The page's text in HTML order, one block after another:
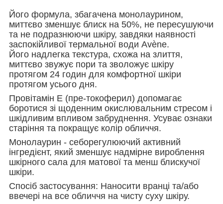
Його формула, збагачена монолаурином,
миттєво зменшує блиск на 50%, не пересушуючи
та не подразнюючи шкіру, завдяки наявності
заспокійливої термальної води Avène.
Його надлегка текстура, схожа на злиття,
миттєво звужує пори та зволожує шкіру
протягом 24 годин для комфортної шкіри
протягом усього дня.
Провітамін Е (пре-токоферил) допомагає
боротися зі щоденним окислювальним стресом і
шкідливим впливом забруднення. Усуває ознаки
старіння та покращує колір обличчя.
Монолаурин - себорегулюючий активний
інгредієнт, який зменшує надмірне вироблення
шкірного сала для матової та менш блискучої
шкіри.
Спосіб застосування: Наносити вранці та/або
ввечері на все обличчя на чисту суху шкіру.